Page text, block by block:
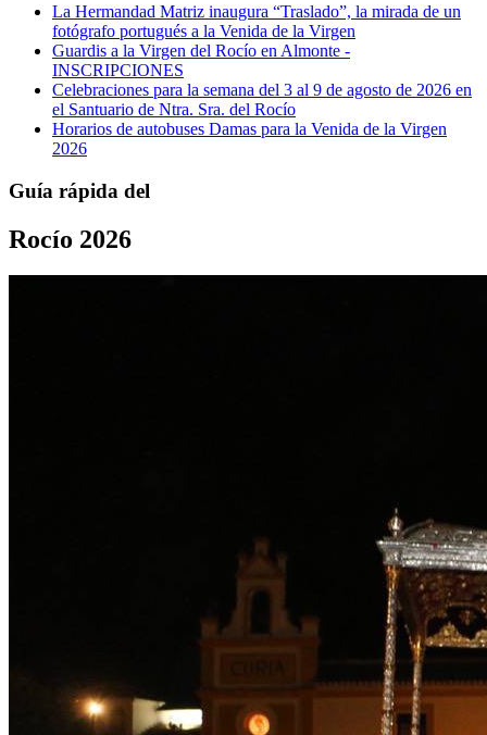
La Hermandad Matriz inaugura “Traslado”, la mirada de un
fotógrafo portugués a la Venida de la Virgen
Guardis a la Virgen del Rocío en Almonte -
INSCRIPCIONES
Celebraciones para la semana del 3 al 9 de agosto de 2026 en
el Santuario de Ntra. Sra. del Rocío
Horarios de autobuses Damas para la Venida de la Virgen
2026
Guía rápida del
Rocío 2026